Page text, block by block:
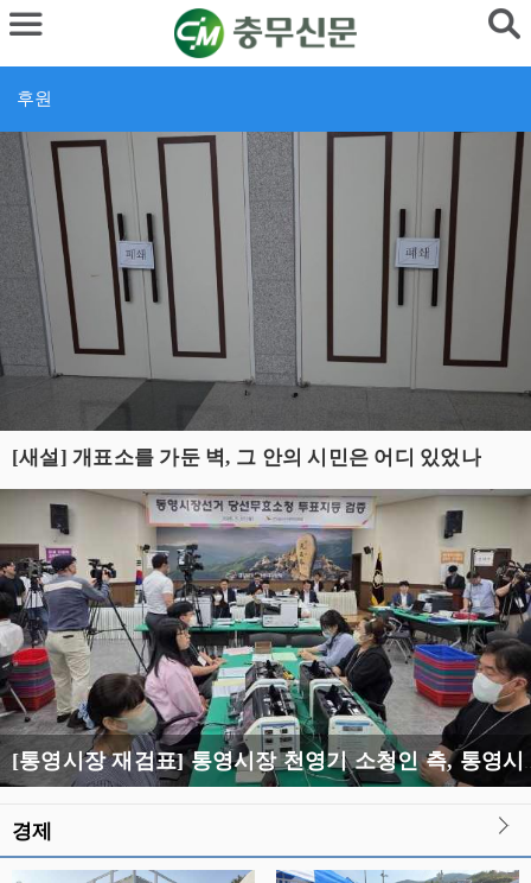
후원
[새설] 개표소를 가둔 벽, 그 안의 시민은 어디 있었나
[통영시장 재검표] 통영
경제